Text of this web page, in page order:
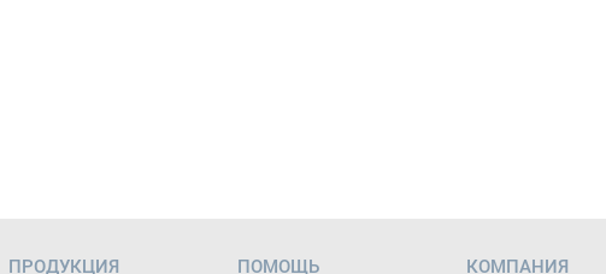
ПРОДУКЦИЯ ПОМОЩЬ КОМПАНИЯ